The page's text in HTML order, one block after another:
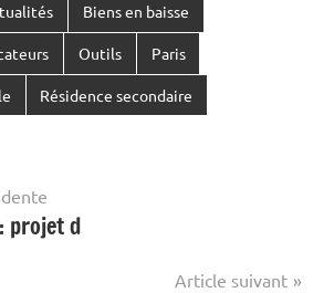
Biens en baisse
Outils Paris
Résidence secondaire
projet d
Article suivant